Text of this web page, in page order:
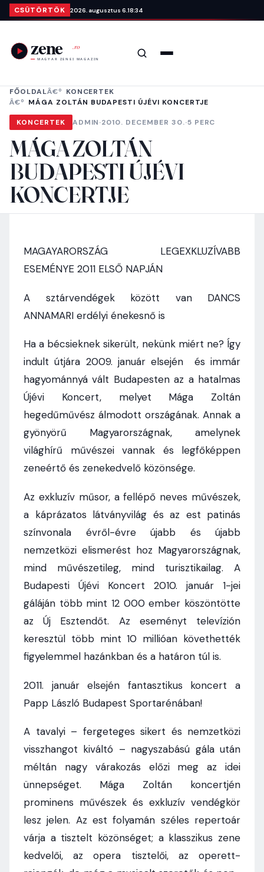
Ugrás a tartalomra
CSÜTÖRTÖK 2026. augusztus 6. 18:34
Keresés
FŐOLDAL
KONCERTEK
MÁGA ZOLTÁN BUDAPESTI ÚJÉVI KONCERTJE
KONCERTEK ADMIN·2010. DECEMBER 30.·5 PERC
MÁGA ZOLTÁN
BUDAPESTI ÚJÉVI
KONCERTJE
MAGAYARORSZÁG LEGEXKLUZÍVABB
ESEMÉNYE 2011 ELSŐ NAPJÁN
A sztárvendégek között van DANCS
ANNAMARI erdélyi énekesnő is
Ha a bécsieknek sikerült, nekünk miért ne? Így
indult útjára 2009. január elsején és immár
hagyománnyá vált Budapesten az a hatalmas
Újévi Koncert, melyet Mága Zoltán
hegedűművész álmodott országának. Annak a
gyönyörű Magyarországnak, amelynek
világhírű művészei vannak és legfőképpen
zeneértő és zenekedvelő közönsége.
Az exkluzív műsor, a fellépő neves művészek,
a káprázatos látványvilág és az est patinás
színvonala évről-évre újabb és újabb
nemzetközi elismerést hoz Magyarországnak,
mind művészetileg, mind turisztikailag. A
Budapesti Újévi Koncert 2010. január 1-jei
gáláján több mint 12 000 ember köszöntötte
az Új Esztendőt. Az eseményt televízión
keresztül több mint 10 millióan követhették
figyelemmel hazánkban és a határon túl is.
2011. január elsején fantasztikus koncert a
Papp László Budapest Sportarénában!
A tavalyi – fergeteges sikert és nemzetközi
visszhangot kiváltó – nagyszabású gála után
méltán nagy várakozás előzi meg az idei
ünnepséget. Mága Zoltán koncertjén
prominens művészek és exkluzív vendégkör
lesz jelen. Az est folyamán széles repertoár
várja a tisztelt közönséget; a klasszikus zene
kedvelői, az opera tisztelői, az operett-